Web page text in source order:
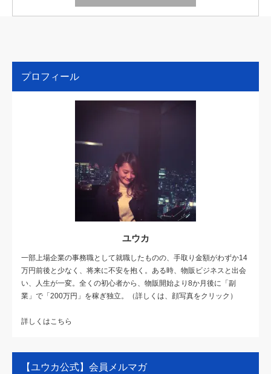
プロフィール
ユウカ
一部上場企業の事務職として就職したものの、手取り金額がわずか14
万円前後と少なく、将来に不安を抱く。ある時、物販ビジネスと出会
い、人生が一変。全くの初心者から、物販開始より8か月後に「副
業」で「200万円」を稼ぎ独立。（詳しくは、顔写真をクリック）
詳しくはこちら
【ユウカ公式】会員メルマガ